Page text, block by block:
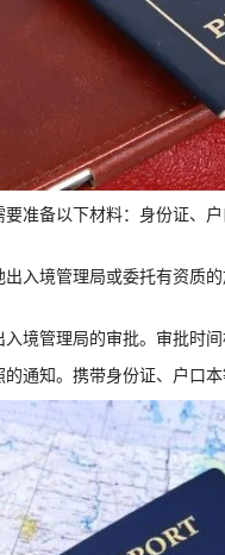
准备以下材料：身份证、
入境管理局或委托有资质
境管理局的审批。审批时
通知。携带身份证、户口